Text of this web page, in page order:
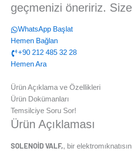
geçmenizi öneririz.
WhatsApp Başlat
Hemen Bağlan
+90 212 485 32 28
Hemen Ara
Ürün Açıklama ve Özellikleri
Ürün Dokümanları
Temsilciye Soru Sor!
Ürün Açıklaması
SOLENOİD VALF,, bir